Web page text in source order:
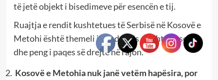
të jetë objekt i bisedimeve për esencën e tij.
Ruajtja e rendit kushtetues të Serbisë në Kosovë e
Metohi është themeli i qëndresës së shtetit serb
dhe peng i paqes së drejtë në rajon.
Kosovë e Metohia nuk janë vetëm hapësira, por